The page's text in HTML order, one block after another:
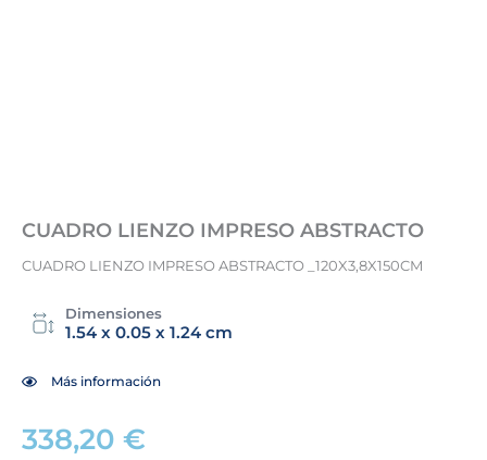
CUADRO LIENZO IMPRESO ABSTRACTO
CUADRO LIENZO IMPRESO ABSTRACTO _120X3,8X150CM
Dimensiones
1.54 x 0.05 x 1.24 cm
Más información
338,20 €